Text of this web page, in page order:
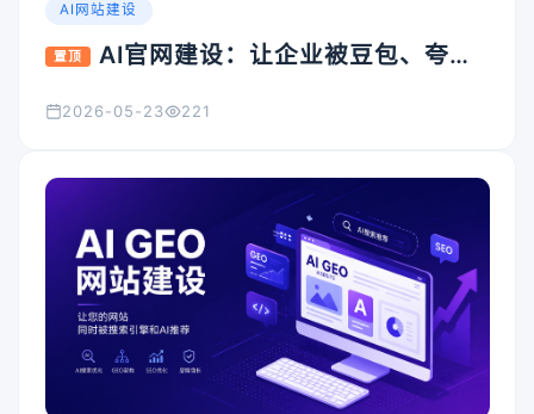
AI网站建设
置顶
AI官网建设：让企业被豆包、夸
2026-05-23 221